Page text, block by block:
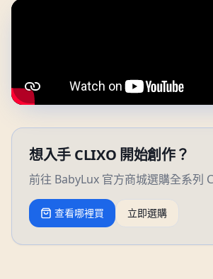
想入手 CLIXO 開始創作？
前往 BabyLux 官方商城選購全系列
查看哪裡買 立即選購